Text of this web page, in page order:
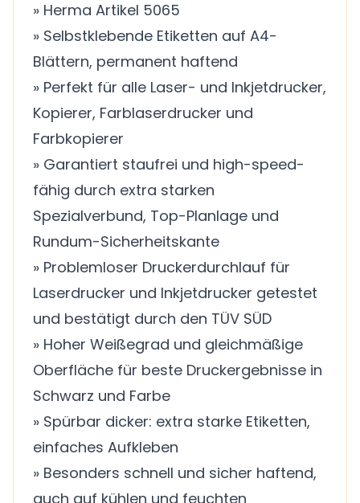
» Herma Artikel 5065
» Selbstklebende Etiketten auf A4-
Blättern, permanent haftend
» Perfekt für alle Laser- und Inkjetdrucker,
Kopierer, Farblaserdrucker und
Farbkopierer
» Garantiert staufrei und high-speed-
fähig durch extra starken
Spezialverbund, Top-Planlage und
Rundum-Sicherheitskante
» Problemloser Druckerdurchlauf für
Laserdrucker und Inkjetdrucker getestet
und bestätigt durch den TÜV SÜD
» Hoher Weißegrad und gleichmäßige
Oberfläche für beste Druckergebnisse in
Schwarz und Farbe
» Spürbar dicker: extra starke Etiketten,
einfaches Aufkleben
» Besonders schnell und sicher haftend,
auch auf kühlen und feuchten